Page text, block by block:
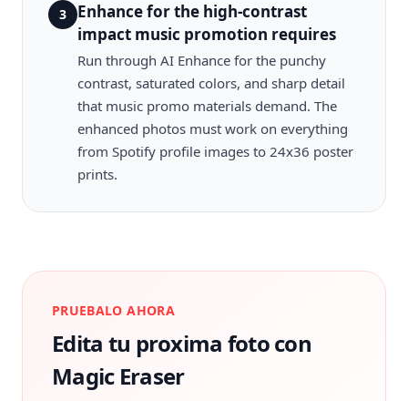
3
Enhance for the high-contrast
impact music promotion requires
Run through AI Enhance for the punchy
contrast, saturated colors, and sharp detail
that music promo materials demand. The
enhanced photos must work on everything
from Spotify profile images to 24x36 poster
prints.
PRUEBALO AHORA
Edita tu proxima foto con
Magic Eraser